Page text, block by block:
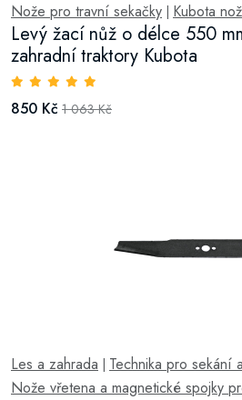
Nože pro travní sekačky Kubota
Levý žací nůž o délce 550
zahradní traktory Kubota
850 Kč 1 063 Kč
Les a zahrada Technika pro sekání
Nože vřetena a magnetické spojky